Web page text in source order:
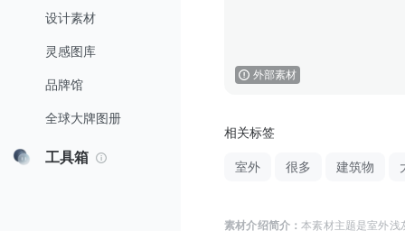
设计素材
灵感图库
品牌馆
全球大牌图册
工具箱
外部素材
相关标签
室外 很多 建筑物
素材介绍简介：本素材主题是室外浅